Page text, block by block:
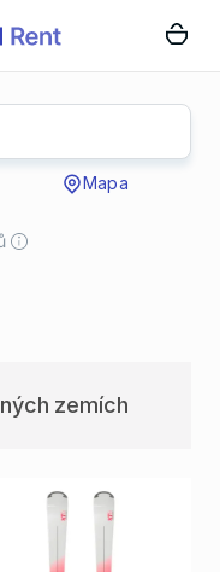
Mapa
zemích